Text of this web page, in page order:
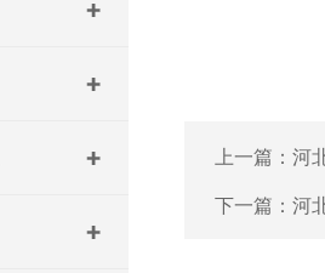
上一篇： 河
下一篇： 河